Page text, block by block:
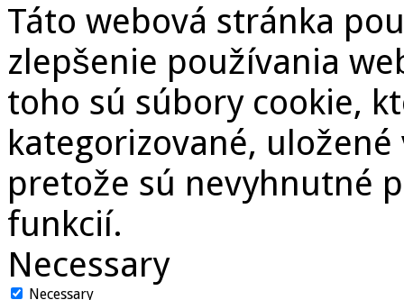
Táto webová stránka
zlepšenie používania
toho sú súbory cookie,
kategorizované,
pretože sú nevyhnutné
funkcií.
Necessary
Necessary